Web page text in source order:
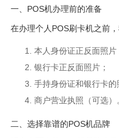
一、POS机办理前的准备
在办理个人POS刷卡机之前
本人身份证正反面照片
银行卡正反面照片；
手持身份证和银行卡的
商户营业执照（可选）
二、选择靠谱的POS机品牌